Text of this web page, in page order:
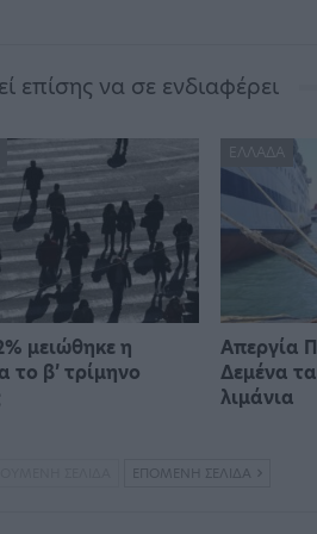
επίσης να σε ενδιαφέρει
μειώθηκε η
το β’ τρίμηνο
ΕΛΛΆΔΑ
Απεργία
Δεμένα
λιμάνια
ΕΠΌΜΕΝΗ ΣΕΛΊΔΑ